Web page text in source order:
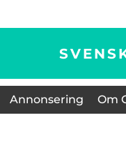
Annonsering Om